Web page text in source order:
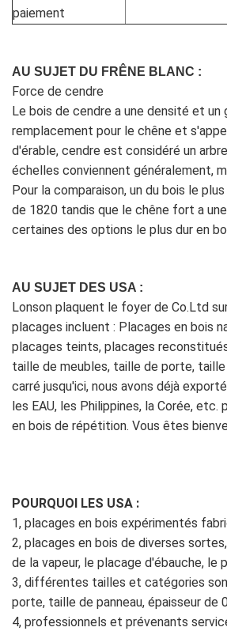
paiement
AU SUJET DU FRÊNE BLANC :
Force de cendre
Le bois de cendre a une densité et
remplacement pour le chêne et
d'érable, cendre est considéré un
échelles conviennent généralement,
Pour la comparaison, un du bois le
de 1820 tandis que le chêne fort a
certaines des options le plus dur en
AU SUJET DES USA :
Lonson plaquent le foyer de Co.Ltd
placages incluent : Placages en bois
placages teints, placages
taille de meubles, taille de porte, taille
carré jusqu'ici, nous avons déjà
les EAU, les Philippines, la Corée,
en bois de répétition. Vous êtes
POURQUOI LES USA :
1, placages en bois expérimentés
2, placages en bois de diverses
de la vapeur, le placage d'ébauche, le
3, différentes tailles et catégories
porte, taille de panneau, épaisseur de
4, professionnels et prévenants